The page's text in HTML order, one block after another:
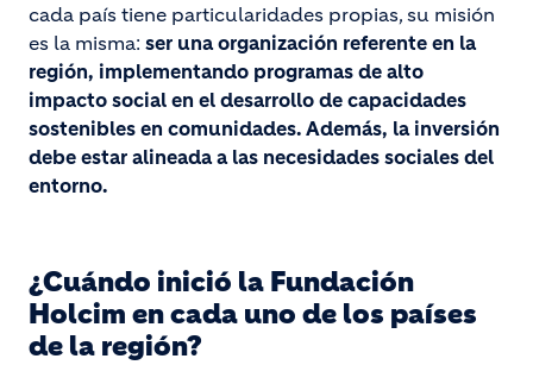
cada país tiene particularidades propias, su misión
es la misma: ser una organización referente en la
región, implementando programas de alto
impacto social en el desarrollo de capacidades
sostenibles en comunidades. Además, la inversión
debe estar alineada a las necesidades sociales del
entorno.
¿Cuándo inició la Fundación
Holcim en cada uno de los países
de la región?